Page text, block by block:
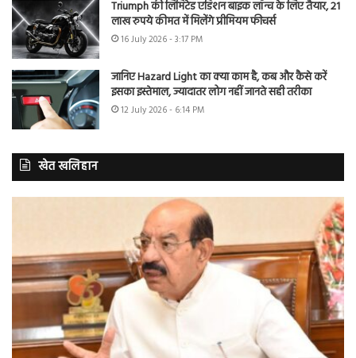
Triumph की लिमिटेड एडिशन बाइक लॉन्च के लिए तैयार, 21
लाख रुपये कीमत में मिलेंगे प्रीमियम फीचर्स
16 July 2026 - 3:17 PM
जानिए Hazard Light का क्या काम है, कब और कैसे करें
इसका इस्तेमाल, ज्यादातर लोग नहीं जानते सही तरीका
12 July 2026 - 6:14 PM
खेत खलिहान